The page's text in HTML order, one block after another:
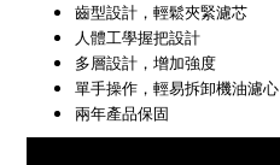
齒型設計，輕鬆夾緊濾芯
人體工學握把設計
多層設計，增加強度
單手操作，輕易拆卸機油濾心
兩年產品保固